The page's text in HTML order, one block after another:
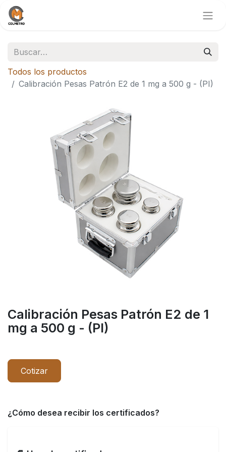
Todos los productos
Calibración Pesas Patrón E2 de 1 mg a 500 g - (PI)
Calibración Pesas Patrón E2 de 1
mg a 500 g - (PI)
Cotizar
¿Cómo desea recibir los certificados?